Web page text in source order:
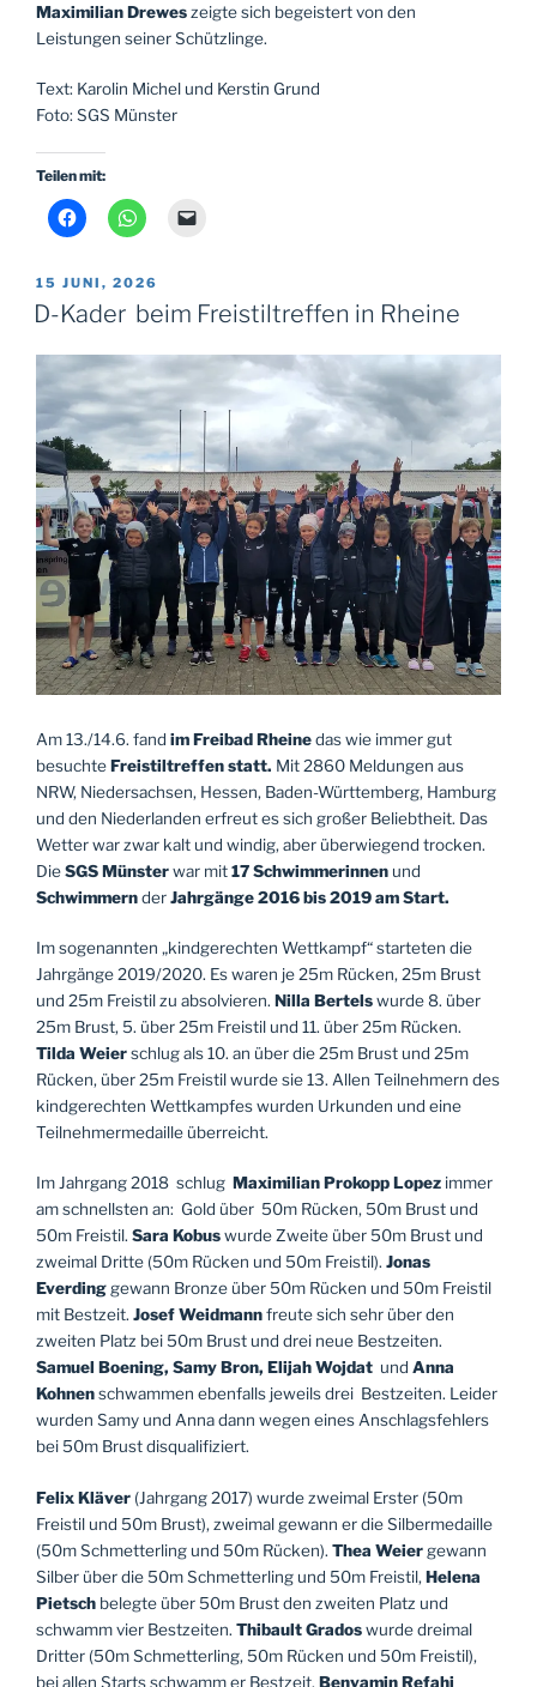
Maximilian Dreweszeigte sich begeistert von den
Leistungen seiner Schützlinge.
Text: Karolin Michel und Kerstin Grund
Foto: SGS Münster
Teilen mit:
VERÖFFENTLICHT
AM
15 JUNI, 2026
D-Kader beim Freistiltreffen in Rheine
Am 13./14.6. fand im Freibad Rheinedas wie immer gut
besuchteFreistiltreffen statt. Mit 2860 Meldungen aus
NRW, Niedersachsen, Hessen, Baden-Württemberg, Hamburg
und den Niederlanden erfreut es sich großer Beliebtheit. Das
Wetter war zwar kalt und windig, aber überwiegend trocken.
DieSGS Münsterwar mit17 Schwimmerinnen und
SchwimmernderJahrgänge 2016 bis 2019 am Start.
Im sogenannten „kindgerechten Wettkampf“ starteten die
Jahrgänge 2019/2020. Es waren je 25m Rücken, 25m Brust
und 25m Freistil zu absolvieren. Nilla Bertelswurde 8. über
25m Brust, 5. über 25m Freistil und 11. über 25m Rücken.
Tilda Weierschlug als 10. an über die 25m Brust und 25m
Rücken, über 25m Freistil wurde sie 13. Allen Teilnehmern des
kindgerechten Wettkampfes wurden Urkunden und eine
Teilnehmermedaille überreicht.
Im Jahrgang 2018 schlug Maximilian Prokopp Lopez immer
am schnellsten an: Gold über 50m Rücken, 50m Brust und
50m Freistil. Sara Kobuswurde Zweite über 50m Brust und
zweimal Dritte (50m Rücken und 50m Freistil). Jonas
Everdinggewann Bronze über 50m Rücken und 50m Freistil
mit Bestzeit. Josef Weidmannfreute sich sehr über den
zweiten Platz bei 50m Brust und drei neue Bestzeiten.
Samuel Boening, Samy Bron, Elijah Wojdat und Anna
Kohnenschwammen ebenfalls jeweils drei Bestzeiten. Leider
wurden Samy und Anna dann wegen eines Anschlagsfehlers
bei 50m Brust disqualifiziert.
Felix Kläver (Jahrgang 2017) wurde zweimal Erster (50m
Freistil und 50m Brust), zweimal gewann er die Silbermedaille
(50m Schmetterling und 50m Rücken). Thea Weier gewann
Silber über die 50m Schmetterling und 50m Freistil, Helena
Pietsch belegte über 50m Brust den zweiten Platz und
schwamm vier Bestzeiten. Thibault Gradoswurde dreimal
Dritter (50m Schmetterling, 50m Rücken und 50m Freistil),
bei allen Starts schwamm er Bestzeit. Benyamin Refahi